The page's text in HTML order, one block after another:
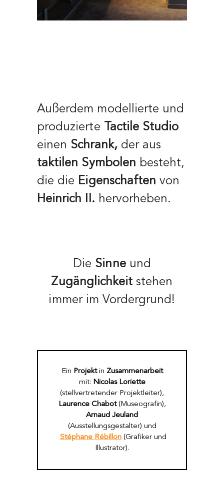
Außerdem modellierte und
produzierte
Tactile Studio
einen Schrank,der aus
taktilen Symbolen besteht,
die die Eigenschaften von
Heinrich II. hervorheben.
Die Sinneund
Zugänglichkeit stehen
immer im Vordergrund!
Ein Projektin Zusammenarbeit
mit: Nicolas Loriette
(stellvertretender Projektleiter),
Laurence Chabot(Museografin),
Arnaud Jeuland
(Ausstellungsgestalter) und
Stéphane Rébillon(Grafiker und
Illustrator).